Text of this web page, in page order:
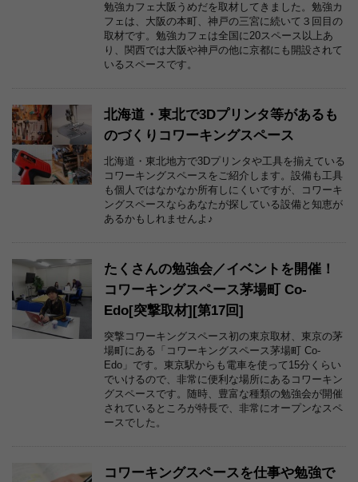
勉強カフェ大阪うめだを取材してきました。勉強カ
フェは、大阪の本町、神戸の三宮に続いて３回目の
取材です。勉強カフェは全国に20スペース以上あ
り、関西では大阪や神戸の他に京都にも開設されて
いるスペースです。
北海道・東北で3Dプリンタ等があるも
のづくりコワーキングスペース
北海道・東北地方で3Dプリンタや工具を揃えている
コワーキングスペースをご紹介します。設備も工具
も個人ではなかなか所有しにくいですが、コワーキ
ングスペースならあなたが探している設備と知恵が
あるかもしれませんよ♪
たくさんの勉強会／イベントを開催！
コワーキングスペース茅場町 Co-
Edo[突撃取材][第17回]
突撃コワーキングスペース初の東京取材、東京の茅
場町にある「コワーキングスペース茅場町 Co-
Edo」です。東京駅からも電車を使って15分くらい
でいけるので、非常に便利な場所にあるコワーキン
グスペースです。随時、豊富な種類の勉強会が開催
されているところが特長で、非常にオープンなスペ
ースでした。
コワーキングスペースを仕事や勉強で